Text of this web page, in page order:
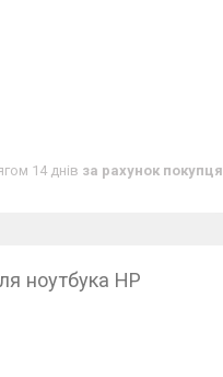
14 днів за рахунок покупця
ноутбука HP